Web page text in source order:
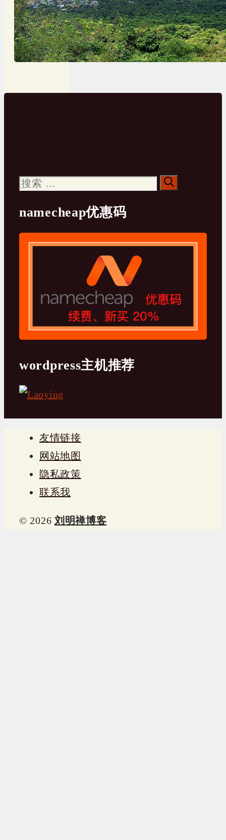
搜
namecheap优惠码
wordpress主机推荐
友情链接
网站地图
隐私政策
联系我
© 2026 刘明禅博客